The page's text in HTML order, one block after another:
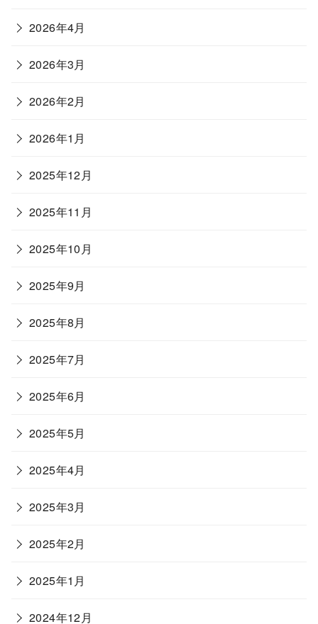
2026年4月
2026年3月
2026年2月
2026年1月
2025年12月
2025年11月
2025年10月
2025年9月
2025年8月
2025年7月
2025年6月
2025年5月
2025年4月
2025年3月
2025年2月
2025年1月
2024年12月